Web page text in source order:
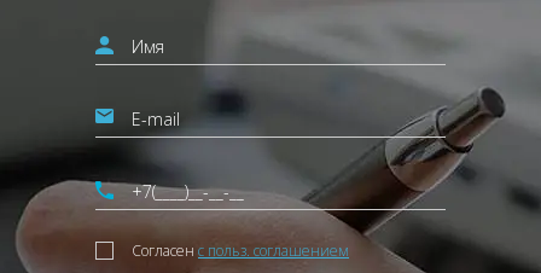
Согласен с польз. соглашением